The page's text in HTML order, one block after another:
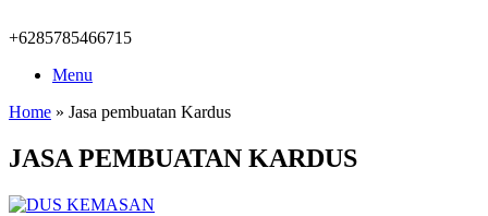
+6285785466715
Menu
Home » Jasa pembuatan Kardus
JASA PEMBUATAN KARDUS